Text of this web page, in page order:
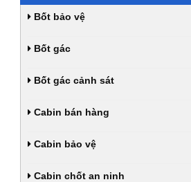
Bốt bảo vệ
Bốt gác
Bốt gác cảnh sát
Cabin bán hàng
Cabin bảo vệ
Cabin chốt an ninh